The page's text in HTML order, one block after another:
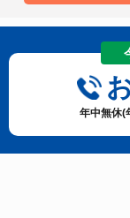
年中無休(